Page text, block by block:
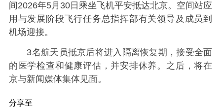
间2026年5月30日乘坐飞机平安抵达北京。空间站应
用与发展阶段飞行任务总指挥部有关领导及成员到
机场迎接。
3名航天员抵京后将进入隔离恢复期，接受全面
的医学检查和健康评估，并安排休养。之后，将在
京与新闻媒体集体见面。
分享至